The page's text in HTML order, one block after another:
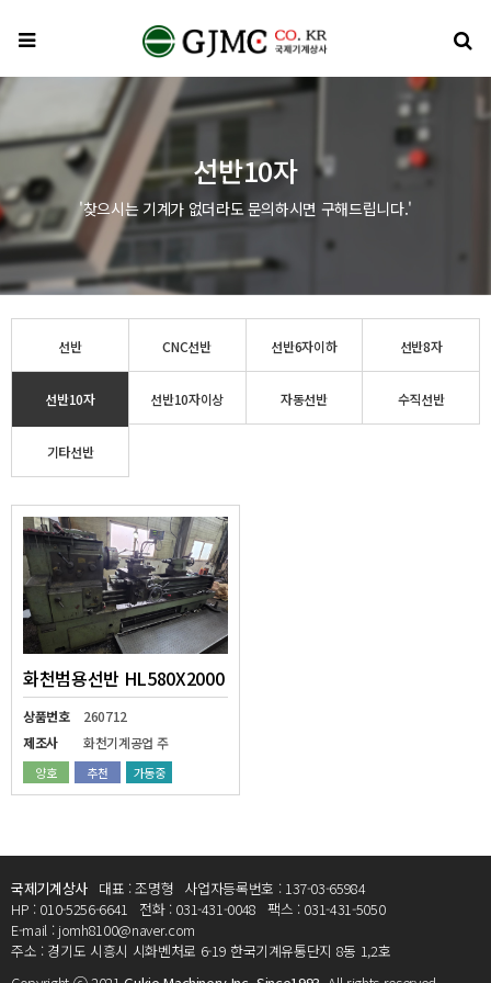
메뉴
선반10자
'찾으시는 기계가 없더라도 문의하시면 구해드립니다.'
선반 CNC선반 선반6자이하 선반8자
선반10자 선반10자이상 자동선반 수직선반
기타선반
화천범용선반 HL580X2000
상품번호
260712
제조사
화천기계공업 주
양호 추천 가동중
국제기계상사 대표 : 조명형 사업자등록번호 : 137-03-65984
HP : 010-5256-6641
전화 : 031-431-0048 팩스 : 031-431-5050
E-mail : jomh8100@naver.com
주소 : 경기도 시흥시 시화벤처로 6-19 한국기계유통단지 8동 1,2호